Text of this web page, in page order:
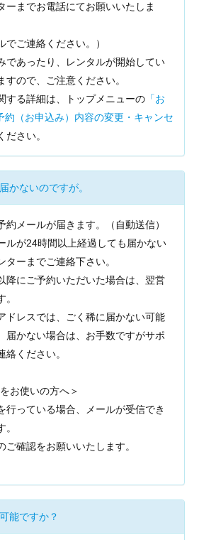
ーまでお電話にてお願いいたしま
でご連絡ください。）
であったり、レンタルが開始してい
すので、ご注意ください。
する詳細は、トップメニューの 「お
約（お申込み）内容の変更・キャンセ
ださい。
かないのですが。
約メールが届きます。（自動送信）
ルが24時間以上経過しても届かない
ーまでご連絡下さい。
降にご予約いただいた場合は、翌営
ドレスでは、ごく稀に届かない可能
届かない場合は、お手数ですがサポ
絡ください。
お使いの方へ＞
行っている場合、メールが受信でき
ご確認をお願いいたします。
能ですか？